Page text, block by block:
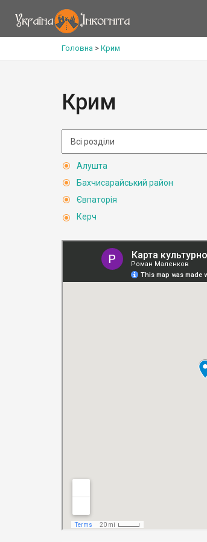
Головна > Крим
Крим
Алушта
Бахчисарайський район
Євпаторія
Керч